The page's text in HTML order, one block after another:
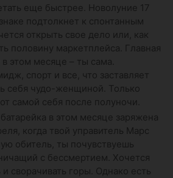
еще быстрее. Новолуние 17
подтолкнет к спонтанным
открыть свое дело или, как
половину маркетплейса. Главная
в этом месяце – ты сама.
спорт и все, что заставляет
себя чудо-женщиной. Только
самой себя после полуночи.
батарейка в этом месяце заряжена
когда твой управитель Марс
обитель, ты почувствуешь
с бессмертием. Хочется
сворачивать горы. Однако есть